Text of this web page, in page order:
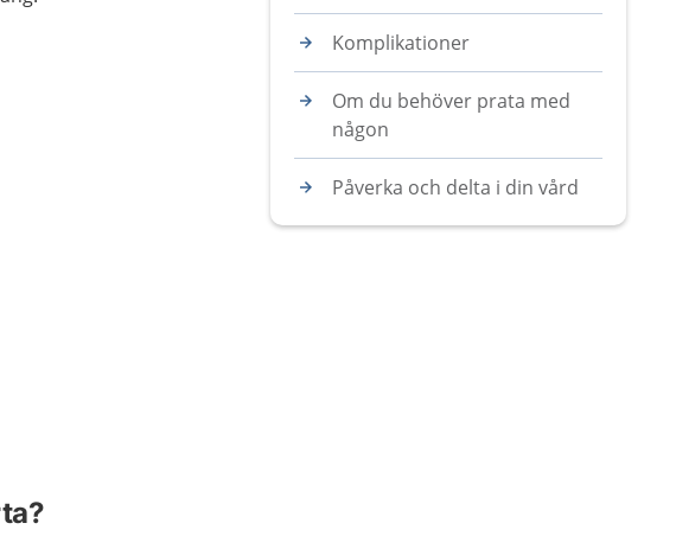
Komplikationer
Om du behöver prata med
någon
Påverka och delta i din vård